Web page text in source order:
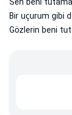
Sen beni
Bir uçurum gibi
Gözlerin beni